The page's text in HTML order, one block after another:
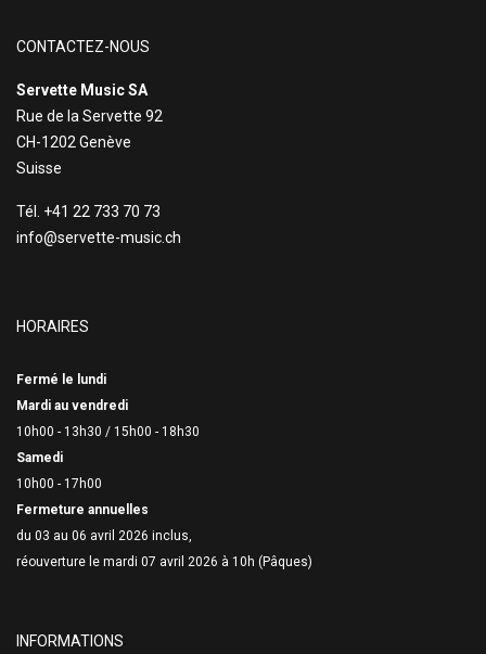
CONTACTEZ-NOUS
Servette Music SA
Rue de la Servette 92
CH-1202 Genève
Suisse
Tél. +41 22 733 70 73
info@servette-music.ch
HORAIRES
Fermé le lundi
Mardi au vendredi
10h00 - 13h30 / 15h00 - 18h30
Samedi
10h00 - 17h00
Fermeture annuelles
du 03 au 06 avril 2026 inclus,
réouverture le mardi 07 avril 2026 à 10h (Pâques)
INFORMATIONS